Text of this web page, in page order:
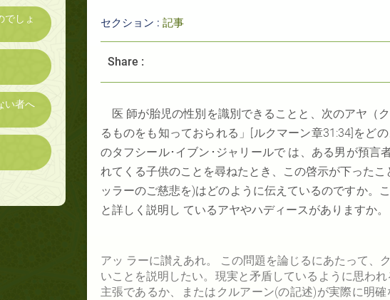
でしょ
い者へ
セクション : 記事
Share :
医 師が胎児の性別を識別できることと、次のアヤ（
るものをも知っておられる」[ルクマーン章31:34]をど
のタフシール･イブン･ジャリールで は、ある男が預言
れてくる子供のことを尋ねたとき、この啓示が下った
ッラーのご慈悲を)はどのように伝えているのですか。
と詳しく説明し ているアヤやハディースがありますか。
アッ ラーに讃えあれ。 この問題を論じるにあたって、
いことを説明したい。現実と矛盾しているように思わ
主張であるか、またはクルアーン(の記述)が実際に明